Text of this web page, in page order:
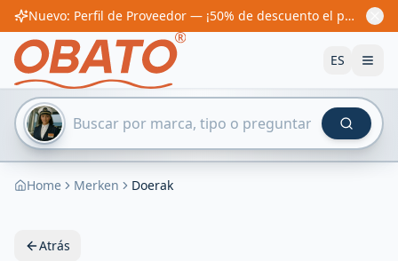
Nuevo: Perfil de Proveedor — ¡50% de descuento el primer año! Desde 60€/año
ES
Home Merken Doerak
Atrás